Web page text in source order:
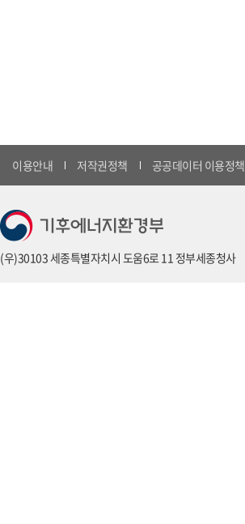
이용안내 저작권정책 공공데이터 이용정책
(우)30103 세종특별자치시 도움6로 11 정부세종청사